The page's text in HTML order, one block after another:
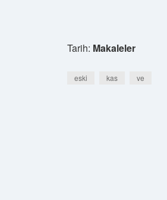
Tarih: Makaleler
eski kas ve